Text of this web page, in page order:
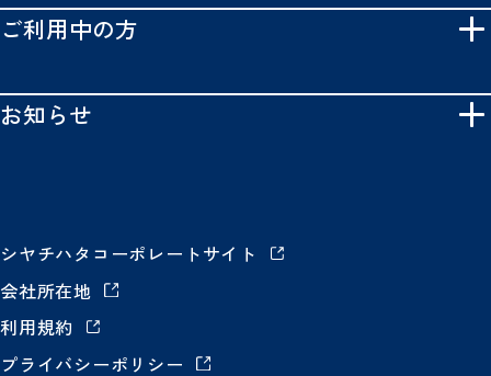
ご利用中の方
お知らせ
シヤチハタコーポレートサイト
会社所在地
利用規約
プライバシーポリシー